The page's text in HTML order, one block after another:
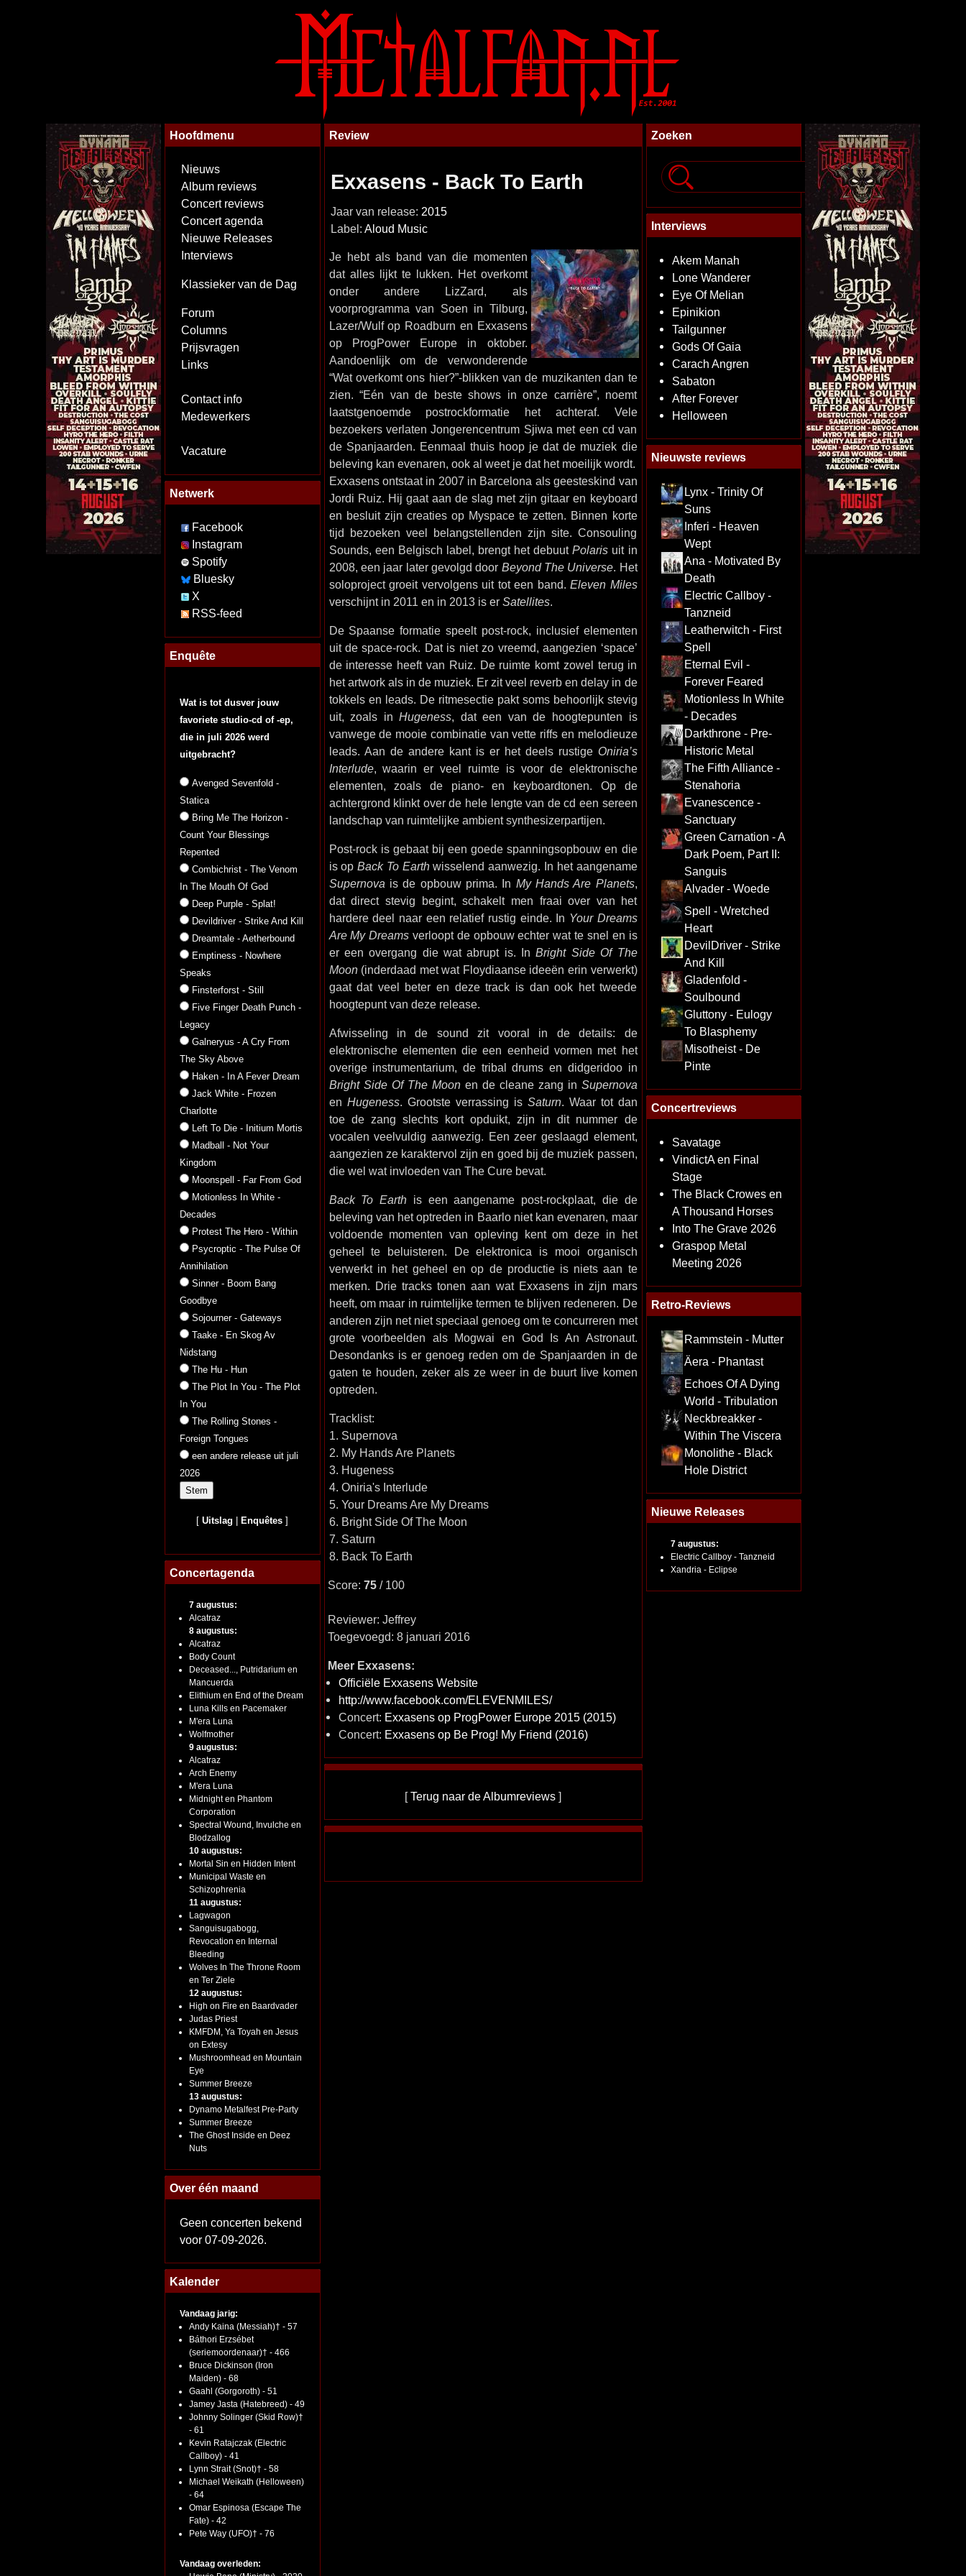
Hoofdmenu
Nieuws
Album reviews
Concert reviews
Concert agenda
Nieuwe Releases
Interviews
Klassieker van de Dag
Forum
Columns
Prijsvragen
Links
Contact info
Medewerkers
Vacature
Netwerk
Facebook
Instagram
Spotify
Bluesky
X
RSS-feed
Enquête
Wat is tot dusver jouw
favoriete studio-cd of -ep,
die in juli 2026 werd
uitgebracht?
Avenged Sevenfold -
Statica
Bring Me The Horizon -
Count Your Blessings
Repented
Combichrist - The Venom
In The Mouth Of God
Deep Purple - Splat!
Devildriver - Strike And Kill
Dreamtale - Aetherbound
Emptiness - Nowhere
Speaks
Finsterforst - Still
Five Finger Death Punch -
Legacy
Galneryus - A Cry From
The Sky Above
Haken - In A Fever Dream
Jack White - Frozen
Charlotte
Left To Die - Initium Mortis
Madball - Not Your
Kingdom
Moonspell - Far From God
Motionless In White -
Decades
Protest The Hero - Within
Psycroptic - The Pulse Of
Annihilation
Sinner - Boom Bang
Goodbye
Sojourner - Gateways
Taake - En Skog Av
Nidstang
The Hu - Hun
The Plot In You - The Plot
In You
The Rolling Stones -
Foreign Tongues
een andere release uit juli
2026
[Uitslag Enquêtes ]
Concertagenda
7 augustus:
Alcatraz
8 augustus:
Alcatraz
Body Count
Deceased..., Putridarium en
Mancuerda
Elithium en End of the Dream
Luna Kills en Pacemaker
M'era Luna
Wolfmother
9 augustus:
Alcatraz
Arch Enemy
M'era Luna
Midnight en Phantom
Corporation
Spectral Wound, Invulche en
Blodzallog
10 augustus:
Mortal Sin en Hidden Intent
Municipal Waste en
Schizophrenia
11 augustus:
Lagwagon
Sanguisugabogg,
Revocation en Internal
Bleeding
Wolves In The Throne Room
en Ter Ziele
12 augustus:
High on Fire en Baardvader
Judas Priest
KMFDM, Ya Toyah en Jesus
on Extesy
Mushroomhead en Mountain
Eye
Summer Breeze
13 augustus:
Dynamo Metalfest Pre-Party
Summer Breeze
The Ghost Inside en Deez
Nuts
Over één maand
Geen concerten bekend
voor 07-09-2026.
Kalender
Vandaag jarig:
Andy Kaina (Messiah)† - 57
Báthori Erzsébet
(seriemoordenaar)† - 466
Bruce Dickinson (Iron
Maiden) - 68
Gaahl (Gorgoroth) - 51
Jamey Jasta (Hatebreed) - 49
Johnny Solinger (Skid Row)†
- 61
Kevin Ratajczak (Electric
Callboy) - 41
Lynn Strait (Snot)† - 58
Michael Weikath (Helloween)
- 64
Omar Espinosa (Escape The
Fate) - 42
Pete Way (UFO)† - 76
Vandaag overleden:
Review
Exxasens - Back To Earth
Jaar van release: 2015
Label: Aloud Music
Je hebt als band van die momenten
dat alles lijkt te lukken. Het overkomt
onder andere LizZard, als
voorprogramma van Soen in Tilburg,
Lazer/Wulf op Roadburn en Exxasens
op ProgPower Europe in oktober.
Aandoenlijk om de verwonderende
“Wat overkomt ons hier?”-blikken van de muzikanten dan te
zien. “Eén van de beste shows in onze carrière”, noemt
laatstgenoemde postrockformatie het achteraf. Vele
bezoekers verlaten Jongerencentrum Sjiwa met een cd van
de Spanjaarden. Eenmaal thuis hoop je dat de muziek die
beleving kan evenaren, ook al weet je dat het moeilijk wordt.
Exxasens ontstaat in 2007 in Barcelona als geesteskind van
Jordi Ruiz. Hij gaat aan de slag met zijn gitaar en keyboard
en besluit zijn creaties op Myspace te zetten. Binnen korte
tijd bezoeken veel belangstellenden zijn site. Consouling
Sounds, een Belgisch label, brengt het debuutPolaris uit in
2008, een jaar later gevolgd door Beyond The Universe. Het
soloproject groeit vervolgens uit tot een band. Eleven Miles
verschijnt in 2011 en in 2013 is er Satellites.
De Spaanse formatie speelt post-rock, inclusief elementen
uit de space-rock. Dat is niet zo vreemd, aangezien ‘space’
de interesse heeft van Ruiz. De ruimte komt zowel terug in
het artwork als in de muziek. Er zit veel reverb en delay in de
tokkels en leads. De ritmesectie pakt soms behoorlijk stevig
uit, zoals inHugeness, dat een van de hoogtepunten is
vanwege de mooie combinatie van vette riffs en melodieuze
leads. Aan de andere kant is er het deels rustige Oniria’s
Interlude, waarin er veel ruimte is voor de elektronische
elementen, zoals de piano- en keyboardtonen. Op de
achtergrond klinkt over de hele lengte van de cd een sereen
landschap van ruimtelijke ambient synthesizerpartijen.
Post-rock is gebaat bij een goede spanningsopbouw en die
is opBack To Earthwisselend aanwezig. In het aangename
Supernova is de opbouw prima. In My Hands Are Planets,
dat direct stevig begint, schakelt men fraai over van het
hardere deel naar een relatief rustig einde. In Your Dreams
Are My Dreams verloopt de opbouw echter wat te snel en is
er een overgang die wat abrupt is. InBright Side Of The
Moon(inderdaad met wat Floydiaanse ideeën erin verwerkt)
gaat dat veel beter en deze track is dan ook het tweede
hoogtepunt van deze release.
Afwisseling in de sound zit vooral in de details: de
elektronische elementen die een eenheid vormen met het
overige instrumentarium, de tribal drums en didgeridoo in
Bright Side Of The Moonen de cleane zang in Supernova
en Hugeness. Grootste verrassing is Saturn. Waar tot dan
toe de zang slechts kort opduikt, zijn in dit nummer de
vocalen veelvuldig aanwezig. Een zeer geslaagd element,
aangezien ze karaktervol zijn en goed bij de muziek passen,
die wel wat invloeden van The Cure bevat.
Back To Earth is een aangename post-rockplaat, die de
beleving van het optreden in Baarlo niet kan evenaren, maar
voldoende momenten van opleving kent om deze in het
geheel te beluisteren. De elektronica is mooi organisch
verwerkt in het geheel en op de productie is niets aan te
merken. Drie tracks tonen aan wat Exxasens in zijn mars
heeft, om maar in ruimtelijke termen te blijven redeneren. De
anderen zijn net niet speciaal genoeg om te concurreren met
grote voorbeelden als Mogwai en God Is An Astronaut.
Desondanks is er genoeg reden om de Spanjaarden in de
gaten te houden, zeker als ze weer in de buurt live komen
optreden.
Tracklist:
1. Supernova
2. My Hands Are Planets
3. Hugeness
4. Oniria's Interlude
5. Your Dreams Are My Dreams
6. Bright Side Of The Moon
7. Saturn
8. Back To Earth
Score: 75/ 100
Reviewer: Jeffrey
Toegevoegd: 8 januari 2016
Meer Exxasens:
Officiële Exxasens Website
http://www.facebook.com/ELEVENMILES/
Concert: Exxasens op ProgPower Europe 2015 (2015)
Concert: Exxasens op Be Prog! My Friend (2016)
[Terug naar de Albumreviews ]
Zoeken
Interviews
Akem Manah
Lone Wanderer
Eye Of Melian
Epinikion
Tailgunner
Gods Of Gaia
Carach Angren
Sabaton
After Forever
Helloween
Nieuwste reviews
Lynx - Trinity Of
Suns
Inferi - Heaven
Wept
Ana - Motivated By
Death
Electric Callboy -
Tanzneid
Leatherwitch - First
Spell
Eternal Evil -
Forever Feared
Motionless In White
- Decades
Darkthrone - Pre-
Historic Metal
The Fifth Alliance -
Stenahoria
Evanescence -
Sanctuary
Green Carnation - A
Dark Poem, Part II:
Sanguis
Alvader - Woede
Spell - Wretched
Heart
DevilDriver - Strike
And Kill
Gladenfold -
Soulbound
Gluttony - Eulogy
To Blasphemy
Misotheist - De
Pinte
Concertreviews
Savatage
VindictA en Final
Stage
The Black Crowes en
A Thousand Horses
Into The Grave 2026
Graspop Metal
Meeting 2026
Retro-Reviews
Rammstein - Mutter
Äera - Phantast
Echoes Of A Dying
World - Tribulation
Neckbreakker -
Within The Viscera
Monolithe - Black
Hole District
Nieuwe Releases
7 augustus:
Electric Callboy - Tanzneid
Xandria - Eclipse